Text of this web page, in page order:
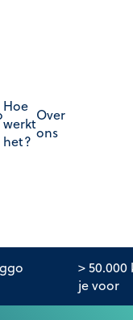
Hoe
werkt
het?
Over
ons
>
je voor